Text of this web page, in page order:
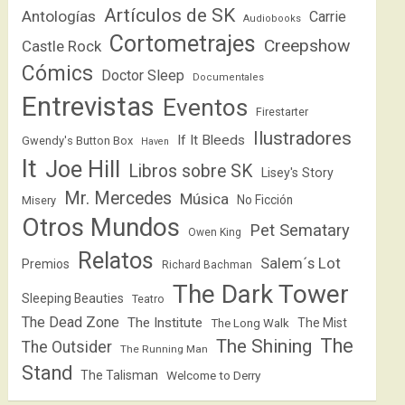
Antologías Artículos de SK Audiobooks Carrie
Castle Rock Cortometrajes Creepshow
Cómics Doctor Sleep Documentales
Entrevistas Eventos Firestarter
Gwendy's Button Box Haven If It Bleeds Ilustradores
It Joe Hill Libros sobre SK Lisey's Story
Misery Mr. Mercedes Música No Ficción
Otros Mundos Owen King Pet Sematary
Premios Relatos Richard Bachman Salem´s Lot
Sleeping Beauties Teatro The Dark Tower
The Dead Zone The Institute The Long Walk The Mist
The Outsider The Running Man The Shining The
Stand
The Talisman Welcome to Derry